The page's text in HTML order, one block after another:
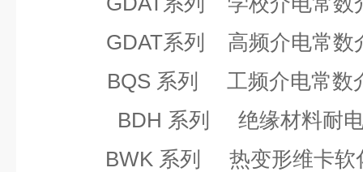
GDAT系列
高频介电常数
BQS 系列
工频介电常数
BDH 系列
绝缘材料耐
BWK 系列
热变形维卡软